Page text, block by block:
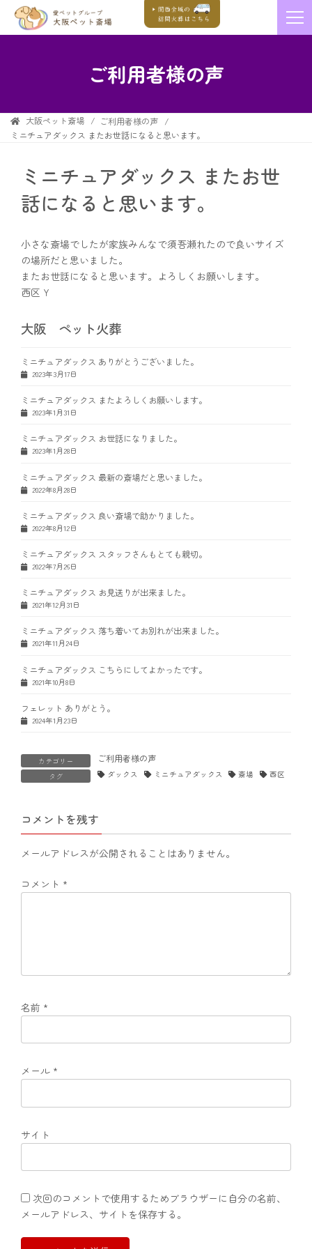
ご利用者様の声
大阪ペット斎場
ご利用者様の声
ミニチュアダックス またお世話になると思います。
ミニチュアダックス またお世
話になると思います。
小さな斎場でしたが家族みんなで須吾瀬れたので良いサイズ
の場所だと思いました。
またお世話になると思います。よろしくお願いします。
西区 Y
大阪 ペット火葬
ミニチュアダックス ありがとうございました。
2023年3月17日
ミニチュアダックス またよろしくお願いします。
2023年1月31日
ミニチュアダックス お世話になりました。
2023年1月28日
ミニチュアダックス 最新の斎場だと思いました。
2022年8月28日
ミニチュアダックス 良い斎場で助かりました。
2022年8月12日
ミニチュアダックス スタッフさんもとても親切。
2022年7月26日
ミニチュアダックス お見送りが出来ました。
2021年12月31日
ミニチュアダックス 落ち着いてお別れが出来ました。
2021年11月24日
ミニチュアダックス こちらにしてよかったです。
2021年10月8日
フェレット ありがとう。
2024年1月23日
カテゴリー ご利用者様の声
タグ ダックス ミニチュアダックス 斎場 西区
コメントを残す
メールアドレスが公開されることはありません。
コメント *
名前 *
メール *
サイト
次回のコメントで使用するためブラウザーに自分の名前、
メールアドレス、サイトを保存する。